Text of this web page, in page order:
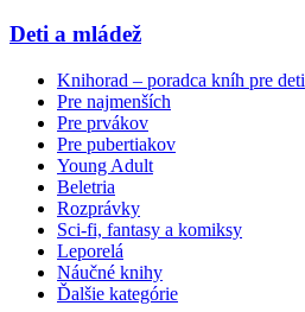
Deti a mládež
Knihorad – poradca kníh pre deti
Pre najmenších
Pre prvákov
Pre pubertiakov
Young Adult
Beletria
Rozprávky
Sci-fi, fantasy a komiksy
Leporelá
Náučné knihy
Ďalšie kategórie